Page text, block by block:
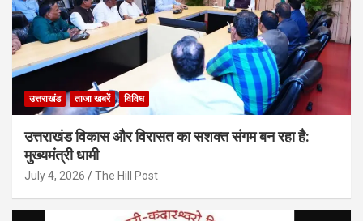
उत्तराखंड ताजा खबरें विविध
उत्तराखंड विकास और विरासत का सशक्त संगम बन रहा है:
मुख्यमंत्री धामी
July 4, 2026 The Hill Post